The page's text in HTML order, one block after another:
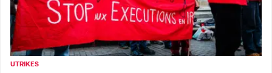
UTRIKES